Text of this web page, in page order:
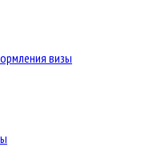
визы